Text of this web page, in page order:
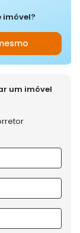
imóvel?
um imóvel